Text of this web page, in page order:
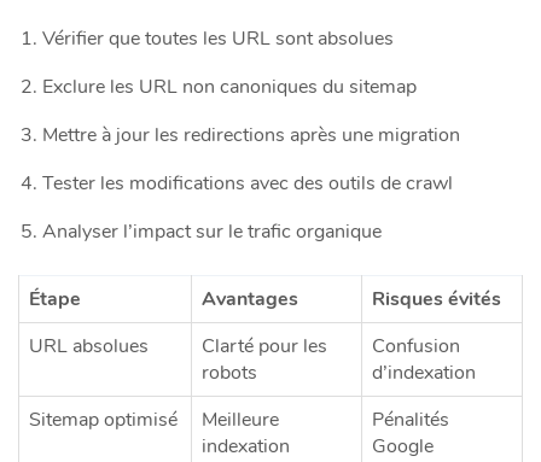
Vérifier que toutes les URL sont absolues
Exclure les URL non canoniques du sitemap
Mettre à jour les redirections après une migration
Tester les modifications avec des outils de crawl
Analyser l’impact sur le trafic organique
Étape Avantages
Risques évités
URL absolues
Clarté pour les
robots
Confusion
d’indexation
Sitemap optimisé
Meilleure
indexation
Pénalités
Google